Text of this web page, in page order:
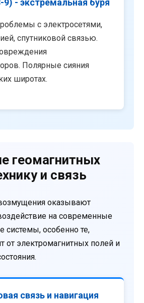
9) - экстремальная буря
с электросетями,
спутниковой связью.
Полярные сияния
широтах.
геомагнитных
и связь
оказывают
на современные
системы, особенно те,
от электромагнитных полей и
связь и навигация